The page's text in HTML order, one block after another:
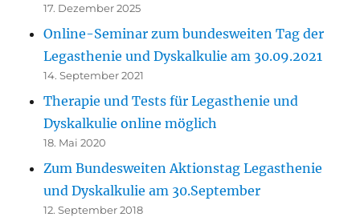
17. Dezember 2025
Online-Seminar zum bundesweiten Tag der
Legasthenie und Dyskalkulie am 30.09.2021
14. September 2021
Therapie und Tests für Legasthenie und
Dyskalkulie online möglich
18. Mai 2020
Zum Bundesweiten Aktionstag Legasthenie
und Dyskalkulie am 30.September
12. September 2018